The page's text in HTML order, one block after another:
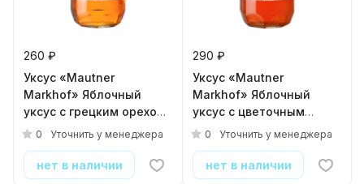
260 ₽
Уксус «Mautner
Markhof» Яблочный
уксус с грецким орехом
6%, 0.5л
0 Уточнить у менеджера
нет в наличии
290 ₽
Уксус «Mautner
Markhof» Яблочный
уксус с цветочным
медом
0.5л
0 Уточнить у менеджера
нет в наличии